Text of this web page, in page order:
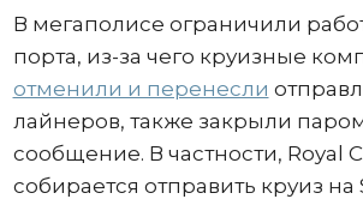
В мегаполисе ограничили
порта, из-за чего круизные
отменили и перенесли
лайнеров, также закрыли
сообщение. В частности, Royal
собирается отправить круиз